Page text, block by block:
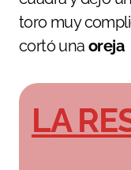
toro muy
cortó unaoreja
LA